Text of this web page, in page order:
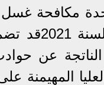
مكافحة غسل
رئيس مجلس
عن
المهيمنة